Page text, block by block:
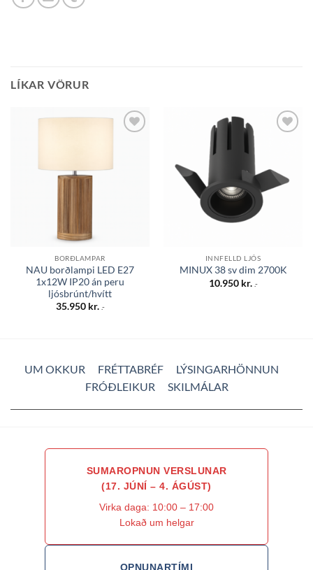
LÍKAR VÖRUR
BORÐLAMPAR
NAU borðlampi LED E27
1x12W IP20 án peru
ljósbrúnt/hvítt
35.950 kr. .-
INNFELLD LJÓS
MINUX 38 sv dim 2700K
10.950 kr. .-
UM OKKUR FRÉTTABRÉF
LÝSINGARHÖNNUN
FRÓÐLEIKUR
SKILMÁLAR
SUMAROPNUN VERSLUNAR
(17. JÚNÍ – 4. ÁGÚST)
Virka daga: 10:00 – 17:00
Lokað um helgar
OPNUNARTÍMI